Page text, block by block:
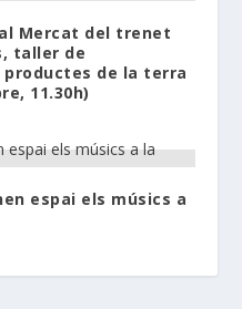
Mercat del trenet
taller de
de la terra
11.30h)
espai els músics a